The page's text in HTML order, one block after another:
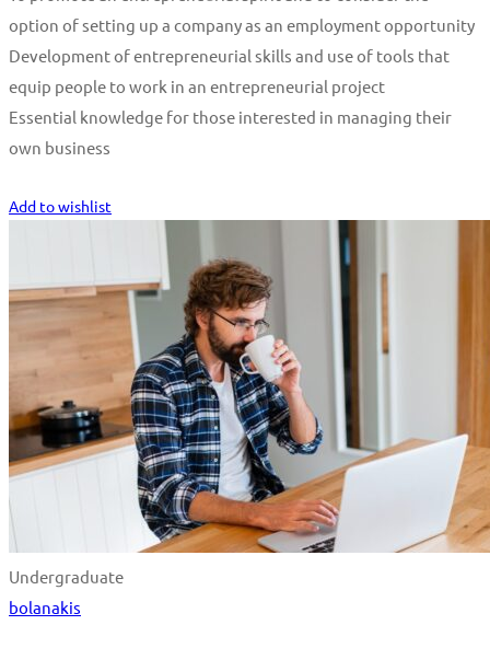
option of setting up a company as an employment opportunity
Development of entrepreneurial skills and use of tools that
equip people to work in an entrepreneurial project
Essential knowledge for those interested in managing their
own business
Add to wishlist
Undergraduate
bolanakis